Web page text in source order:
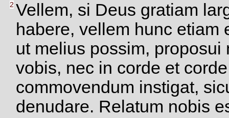
2 Vellem, si Deus gratiam
habere, vellem hunc etiam
ut melius possim,
vobis, nec in corde et
commovendum instigat,
denudare. Relatum nobis